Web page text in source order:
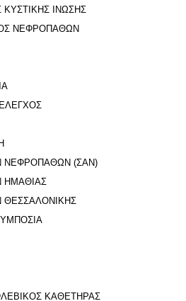
ΙΝΩΣΗΣ
ΝΕΦΡΟΠΑΘΩΝ
ΝΕΦΡΟΠΑΘΩΝ (ΣΑΝ)
ΗΜΑΘΙΑΣ
ΚΑΘΕΤΗΡΑΣ